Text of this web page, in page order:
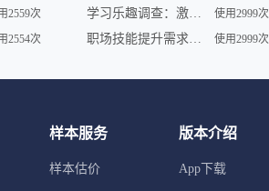
2559次
2554次
学习乐趣调查：激发学员学习动力 使用2999次
职场技能提升需求调查 使用2999次
样本服务
样本估价
版本介绍
App下载